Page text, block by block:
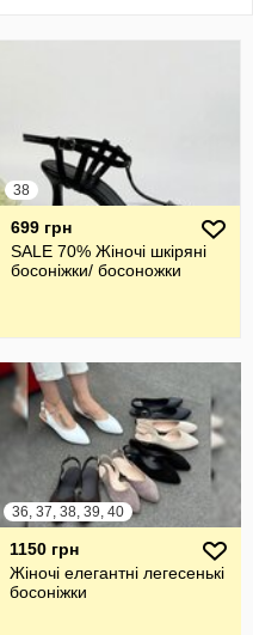
38
699 грн
SALE 70% Жіночі шкіряні
босоніжки/ босоножки
36, 37, 38, 39, 40
1150 грн
Жіночі елегантні легесенькі
босоніжки